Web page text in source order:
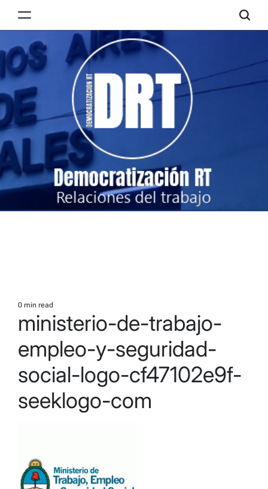
RT
Estimated
read
time
0 min read
ministerio-de-trabajo-
empleo-y-seguridad-
social-logo-cf47102e9f-
seeklogo-com